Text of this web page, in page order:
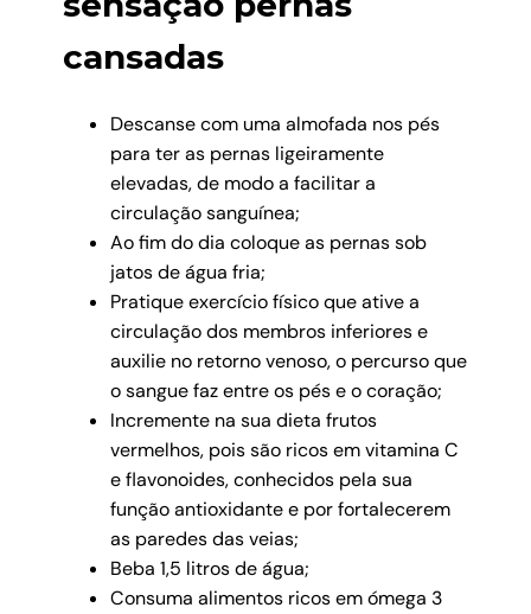
cansadas
Descanse com uma almofada nos pés
para ter as pernas ligeiramente
elevadas, de modo a facilitar a
circulação sanguínea;
Ao fim do dia coloque as pernas sob
jatos de água fria;
Pratique exercício físico que ative a
circulação dos membros inferiores e
auxilie no retorno venoso, o percurso que
o sangue faz entre os pés e o coração;
Incremente na sua dieta frutos
vermelhos, pois são ricos em vitamina C
e flavonoides, conhecidos pela sua
função antioxidante e por fortalecerem
as paredes das veias;
Beba 1,5 litros de água;
Consuma alimentos ricos em ómega 3